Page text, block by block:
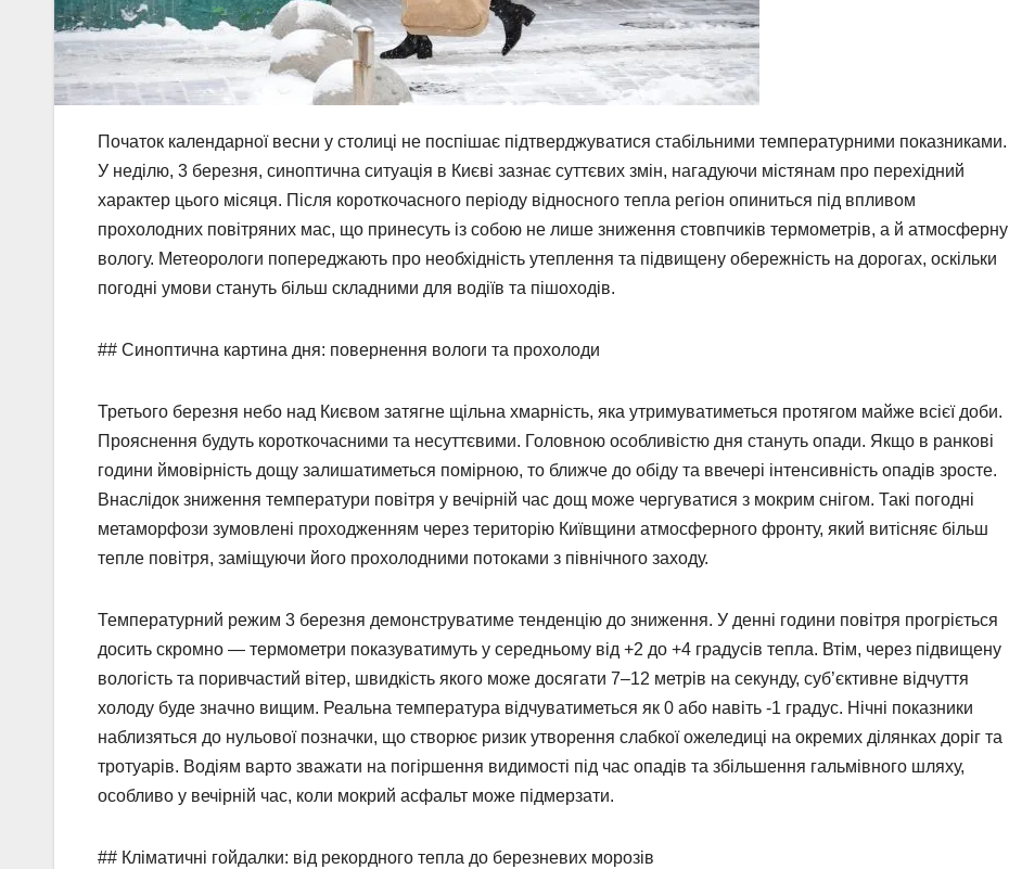
Початок календарної весни у столиці не поспішає підтверджуватися стабільними температурними показниками.
У неділю, 3 березня, синоптична ситуація в Києві зазнає суттєвих змін, нагадуючи містянам про перехідний
характер цього місяця. Після короткочасного періоду відносного тепла регіон опиниться під впливом
прохолодних повітряних мас, що принесуть із собою не лише зниження стовпчиків термометрів, а й атмосферну
вологу. Метеорологи попереджають про необхідність утеплення та підвищену обережність на дорогах, оскільки
погодні умови стануть більш складними для водіїв та пішоходів.
## Синоптична картина дня: повернення вологи та прохолоди
Третього березня небо над Києвом затягне щільна хмарність, яка утримуватиметься протягом майже всієї доби.
Прояснення будуть короткочасними та несуттєвими. Головною особливістю дня стануть опади. Якщо в ранкові
години ймовірність дощу залишатиметься помірною, то ближче до обіду та ввечері інтенсивність опадів зросте.
Внаслідок зниження температури повітря у вечірній час дощ може чергуватися з мокрим снігом. Такі погодні
метаморфози зумовлені проходженням через територію Київщини атмосферного фронту, який витісняє більш
тепле повітря, заміщуючи його прохолодними потоками з північного заходу.
Температурний режим 3 березня демонструватиме тенденцію до зниження. У денні години повітря прогріється
досить скромно — термометри показуватимуть у середньому від +2 до +4 градусів тепла. Втім, через підвищену
вологість та поривчастий вітер, швидкість якого може досягати 7–12 метрів на секунду, суб’єктивне відчуття
холоду буде значно вищим. Реальна температура відчуватиметься як 0 або навіть -1 градус. Нічні показники
наблизяться до нульової позначки, що створює ризик утворення слабкої ожеледиці на окремих ділянках доріг та
тротуарів. Водіям варто зважати на погіршення видимості під час опадів та збільшення гальмівного шляху,
особливо у вечірній час, коли мокрий асфальт може підмерзати.
## Кліматичні гойдалки: від рекордного тепла до березневих морозів